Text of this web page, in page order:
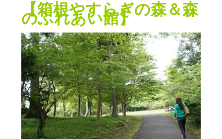
【箱根やすらぎの森＆森
のふれあい館】